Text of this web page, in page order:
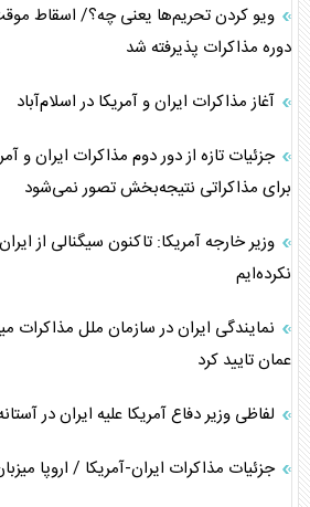
ویو کردن تحریم‌ها یعنی چه؟/ اسقاط
دوره مذاکرات پذیرفته شد
آغاز مذاکرات ایران و آمریکا در اسلام‌آباد
جزئیات تازه از دور دوم مذاکرات ایران و
برای مذاکراتی نتیجه‌بخش تصور نمی‌شود
وزیر خارجه آمریکا: تاکنون سیگنالی از
نکرده‌ایم
نمایندگی ایران در سازمان ملل مذاکرات
عمان تایید کرد
لفاظی وزیر دفاع آمریکا علیه ایران در
جزئیات مذاکرات ایران-آمریکا / اروپا